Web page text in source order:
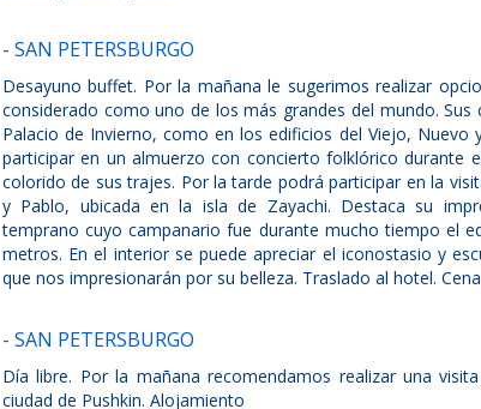
- SAN PETERSBURGO
Desayuno buffet. Por la mañana le sugerimos realizar
considerado como uno de los más grandes del mundo.
Palacio de Invierno, como en los edificios del Viejo, Nuevo
participar en un almuerzo con concierto folklórico durante
colorido de sus trajes. Por la tarde podrá participar en la
y Pablo, ubicada en la isla de Zayachi. Destaca su
temprano cuyo campanario fue durante mucho tiempo el
metros. En el interior se puede apreciar el iconostasio y
que nos impresionarán por su belleza. Traslado al hotel.
- SAN PETERSBURGO
Día libre. Por la mañana recomendamos realizar una
ciudad de Pushkin. Alojamiento